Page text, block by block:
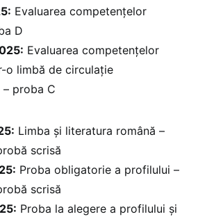
⁠Evaluarea competențelor
D
Evaluarea competențelor
o limbă de circulație
proba C
Limba și literatura română –
scrisă
Proba obligatorie a profilului –
scrisă
Proba la alegere a profilului și